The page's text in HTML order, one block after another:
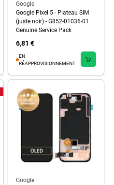
Google
Google Pixel 5 - Plateau SIM
(juste noir) - G852-01036-01
Genuine Service Pack
6,81 €
EN
RÉAPPROVISIONNEMENT
Google